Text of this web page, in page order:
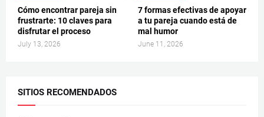
Cómo encontrar pareja sin
frustrarte: 10 claves para
disfrutar el proceso
July 13, 2026
7 formas efectivas de apoyar
a tu pareja cuando está de
mal humor
June 11, 2026
SITIOS RECOMENDADOS